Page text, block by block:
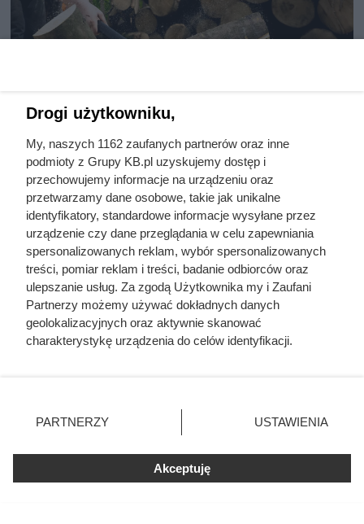
Ten gatunek drewna daje najwięcej
ciepła, a Polacy rzadko go kupują.
Prawdziwy król kaloryczności
Drogi użytkowniku,
My, naszych 1162 zaufanych partnerów oraz inne
podmioty z Grupy KB.pl uzyskujemy dostęp i
przechowujemy informacje na urządzeniu oraz
przetwarzamy dane osobowe, takie jak unikalne
identyfikatory, standardowe informacje wysyłane przez
urządzenie czy dane przeglądania w celu zapewniania
spersonalizowanych reklam, wybór spersonalizowanych
treści, pomiar reklam i treści, badanie odbiorców oraz
ulepszanie usług. Za zgodą Użytkownika my i Zaufani
Partnerzy możemy używać dokładnych danych
geolokalizacyjnych oraz aktywnie skanować
charakterystykę urządzenia do celów identyfikacji.
zmienić/wycofać klikając przycisk ustawień prywatności
znajdujący się w lewym dolnym rogu strony. Niektóre
użytkownika, ale masz prawo sprzeciwić się takiemu
przetwarzaniu. Preferencje będą miały zastosowania tylko
PARTNERZY USTAWIENIA
Akceptuję